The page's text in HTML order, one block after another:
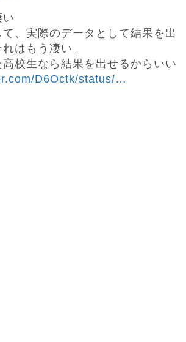
、実際のデータとして結果を出
はもう凄い。
高校生なら結果を出せるからいい
D6Octk/status/…